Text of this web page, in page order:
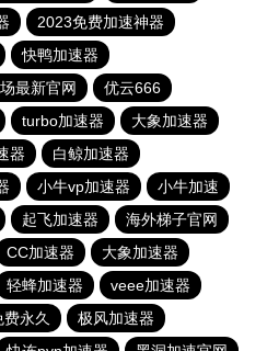
2023免费加速神器
快鸭加速器
最新官网
优云666
turbo加速器
大象加速器
器
白鲸加速器
小牛vp加速器
小牛加速
起飞加速器
海外梯子官网
CC加速器
大象加速器
轻蜂加速器
veee加速器
永久
极风加速器